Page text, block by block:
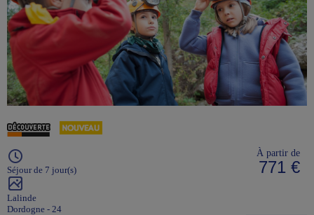
Séjour de 7 jour(s)
Lalinde
Dordogne - 24
À partir de
771 €